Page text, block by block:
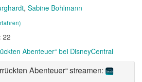
Sabine Bohlmann
22
Abenteuer“ bei DisneyCentral
Abenteuer“ streamen: